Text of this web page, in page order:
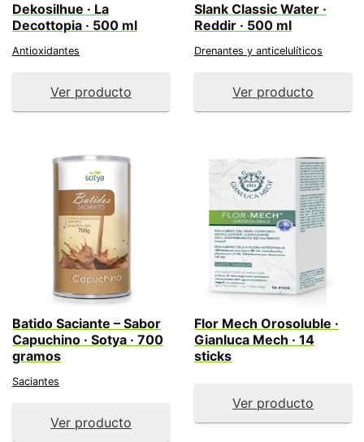
Dekosilhue · La
Decottopia · 500 ml
Antioxidantes
Ver producto
Slank Classic Water ·
Reddir · 500 ml
Drenantes y anticelulíticos
Ver producto
Batido Saciante – Sabor
Capuchino · Sotya · 700
gramos
Saciantes
Ver producto
Flor Mech Orosoluble ·
Gianluca Mech · 14
sticks
Ver producto